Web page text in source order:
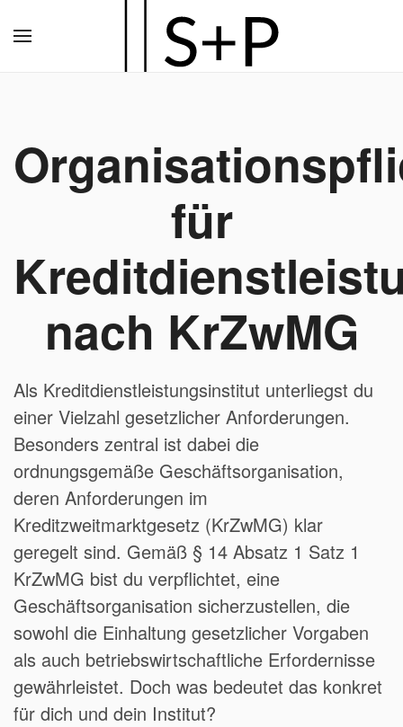
Hauptinhalt
für
nach KrZwMG
Als Kreditdienstleistungsinstitut unterliegst du
einer Vielzahl gesetzlicher Anforderungen.
Besonders zentral ist dabei die
ordnungsgemäße Geschäftsorganisation,
deren Anforderungen im
Kreditzweitmarktgesetz (KrZwMG) klar
geregelt sind. Gemäß § 14 Absatz 1 Satz 1
KrZwMG bist du verpflichtet, eine
Geschäftsorganisation sicherzustellen, die
sowohl die Einhaltung gesetzlicher Vorgaben
als auch betriebswirtschaftliche Erfordernisse
gewährleistet. Doch was bedeutet das konkret
für dich und dein Institut?